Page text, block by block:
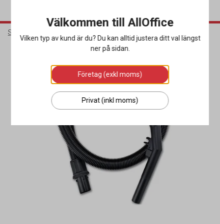
Städ & Hygien
Välkommen till AllOffice
Vilken typ av kund är du? Du kan alltid justera ditt val längst
ner på sidan.
Företag (exkl moms)
Privat (inkl moms)